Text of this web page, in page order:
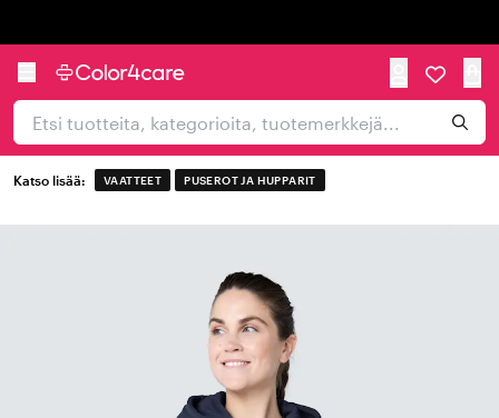
Katso lisää: VAATTEET PUSEROT JA HUPPARIT